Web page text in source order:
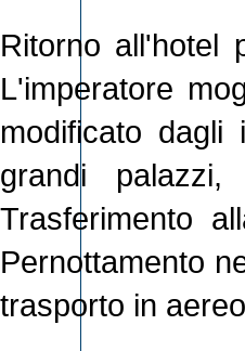
Ritorno all'hotel
L'imperatore
modificato
grandi
Trasferimento
Pernottamento
trasporto in